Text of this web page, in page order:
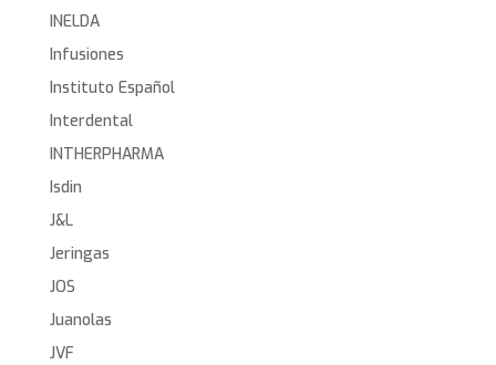
INELDA
Infusiones
Instituto Español
Interdental
INTHERPHARMA
Isdin
J&L
Jeringas
JOS
Juanolas
JVF